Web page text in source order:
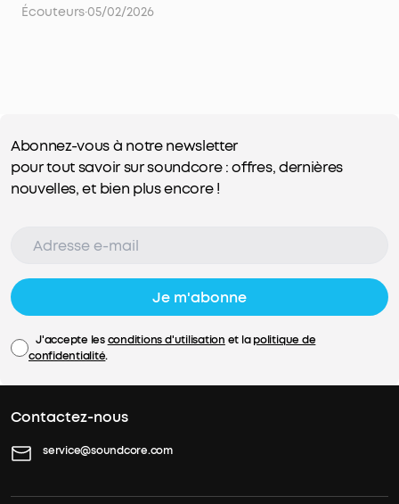
Écouteurs·05/02/2026
Abonnez-vous à notre newsletter
pour tout savoir sur soundcore : offres, dernières
nouvelles, et bien plus encore !
Je m'abonne
J'accepte lesconditions d'utilisation et lapolitique de
confidentialité.
Contactez-nous
service@soundcore.com